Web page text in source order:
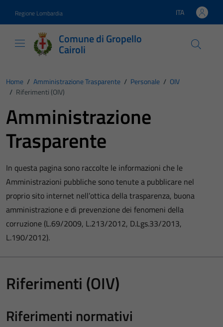
Regione Lombardia Lingua attiva:
ITA
Comune di Gropello
Cairoli
Home / Amministrazione Trasparente / Personale / OIV
/ Riferimenti (OIV)
Amministrazione
Trasparente
In questa pagina sono raccolte le informazioni che le
Amministrazioni pubbliche sono tenute a pubblicare nel
proprio sito internet nell’ottica della trasparenza, buona
amministrazione e di prevenzione dei fenomeni della
corruzione (L.69/2009, L.213/2012, D.Lgs.33/2013,
L.190/2012).
Riferimenti (OIV)
Riferimenti normativi